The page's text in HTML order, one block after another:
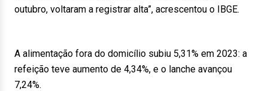
outubro, voltaram a registrar alta”, acrescentou o IBGE.
A alimentação fora do domicílio subiu 5,31% em 2023: a
refeição teve aumento de 4,34%, e o lanche avançou
7,24%.